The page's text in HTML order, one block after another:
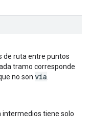
de ruta entre puntos
tramo corresponde
no son via
intermedios tiene solo